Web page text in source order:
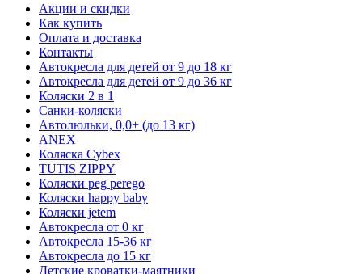
Акции и скидки
Как купить
Оплата и доставка
Контакты
Автокресла для детей от 9 до 18 кг
Автокресла для детей от 9 до 36 кг
Коляски 2 в 1
Санки-коляски
Автолюльки, 0,0+ (до 13 кг)
ANEX
Коляска Cybex
TUTIS ZIPPY
Коляски peg perego
Коляски happy baby
Коляски jetem
Автокресла от 0 кг
Автокресла 15-36 кг
Автокресла до 15 кг
Детские кроватки-маятники